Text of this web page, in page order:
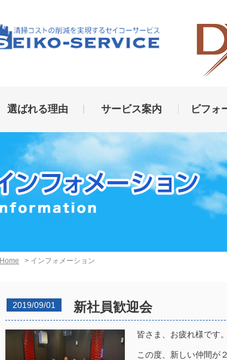
選ばれる理由 サービス案内 ビフォ
Home > インフォメーション
2019/09/01 新社員歓迎会
皆さま、お疲れ様です。
この度、新しい仲間が